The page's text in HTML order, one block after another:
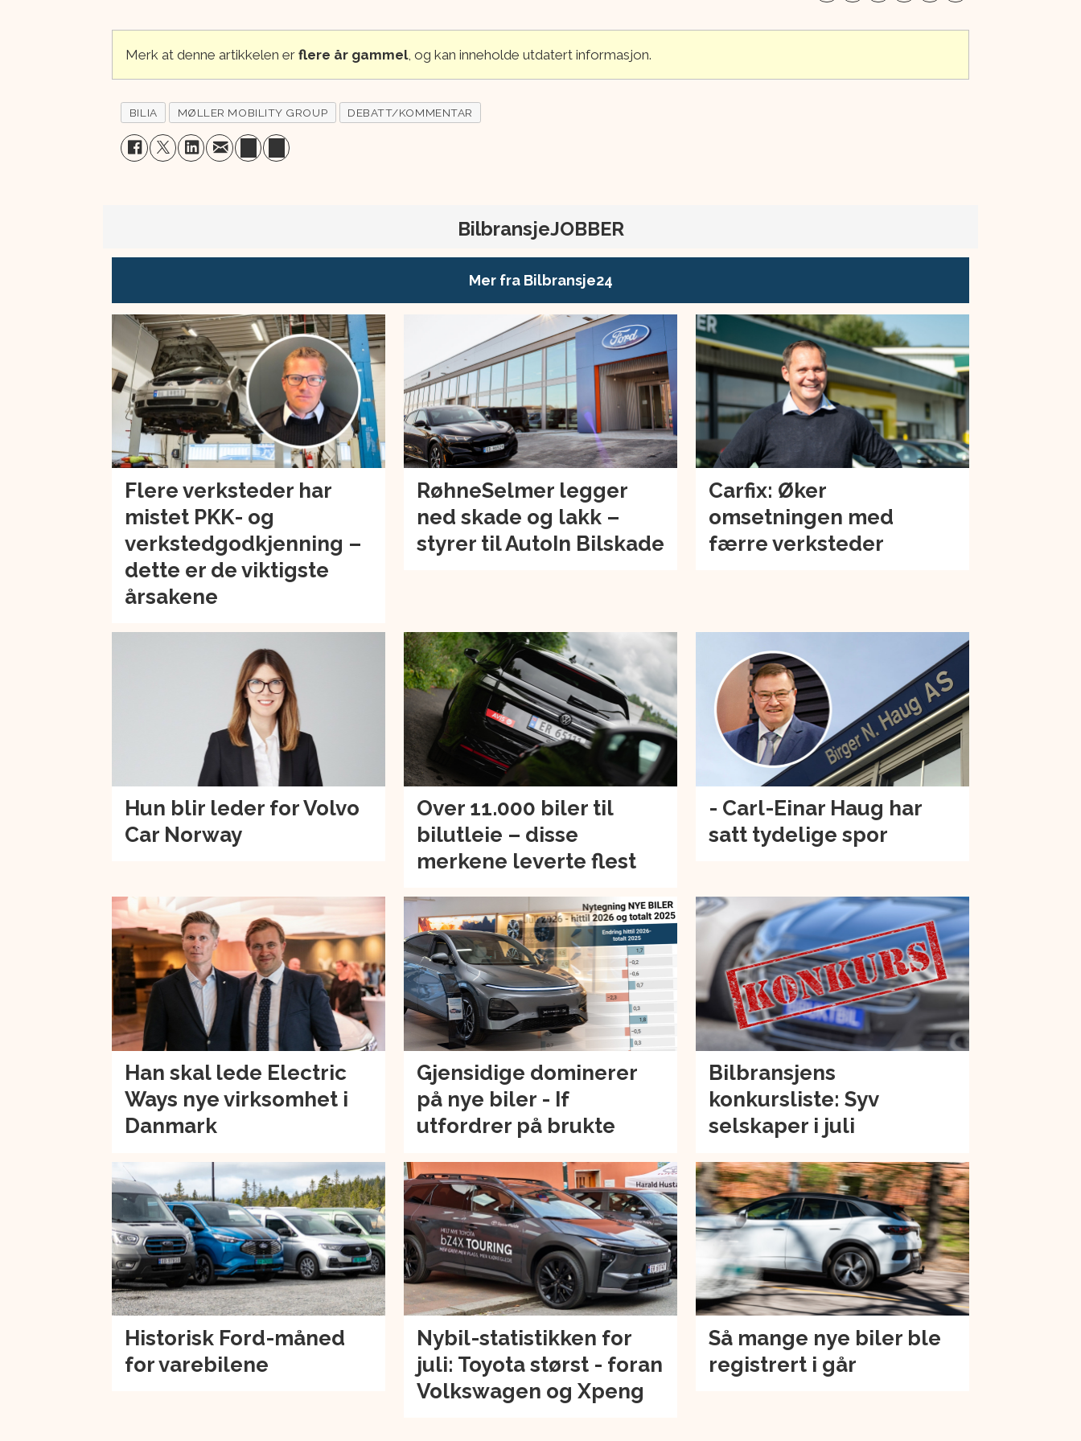
Merk at denne artikkelen erflere år gammel, og kan inneholde utdatert informasjon.
BILIA MØLLER MOBILITY GROUP DEBATT/KOMMENTAR
BilbransjeJOBBER
Mer fra Bilbransje24
Flere verksteder har
mistet PKK- og
verkstedgodkjenning –
dette er de viktigste
årsakene
RøhneSelmer legger
ned skade og lakk –
styrer til AutoIn Bilskade
Carfix: Øker
omsetningen med
færre verksteder
Hun blir leder for Volvo
Car Norway
Over 11.000 biler til
bilutleie – disse
merkene leverte flest
- Carl-Einar Haug har
satt tydelige spor
Han skal lede Electric
Ways nye virksomhet i
Danmark
Gjensidige dominerer
på nye biler - If
utfordrer på brukte
Bilbransjens
konkursliste: Syv
selskaper i juli
Historisk Ford-måned
for varebilene
Nybil-statistikken for
juli: Toyota størst - foran
Volkswagen og Xpeng
Så mange nye biler ble
registrert i går